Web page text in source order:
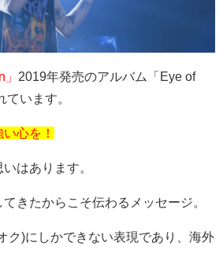
2019年発売のアルバム「 Eye of
ています。
心を！
はあります。
きたからこそ伝わるメッセージ。
ク)にしかできない表現であり、海外